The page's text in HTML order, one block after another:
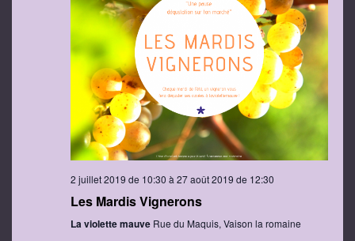
2 juillet 2019 de 10:30 à 27 août 2019 de 12:30
Les Mardis Vignerons
La violette mauve Rue du Maquis, Vaison la romaine